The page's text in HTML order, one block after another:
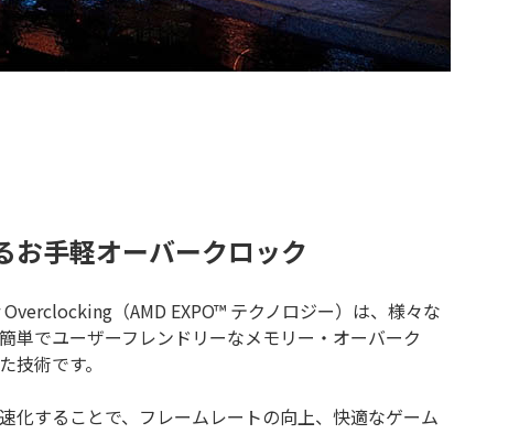
お手軽オーバークロック
（AMD EXPO™ テクノロジー）は、様々な
単でユーザーフレンドリーなメモリー・オーバーク
技術です。
化することで、フレームレートの向上、快適なゲーム